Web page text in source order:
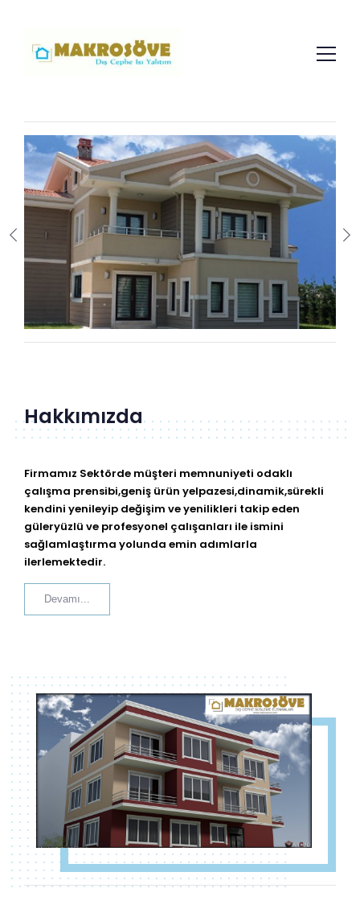
Hakkımızda
Firmamız Sektörde müşteri memnuniyeti odaklı
çalışma prensibi,geniş ürün yelpazesi,dinamik,sürekli
kendini yenileyip değişim ve yenilikleri takip eden
güleryüzlü ve profesyonel çalışanları ile ismini
sağlamlaştırma yolunda emin adımlarla
ilerlemektedir.
Devamı...